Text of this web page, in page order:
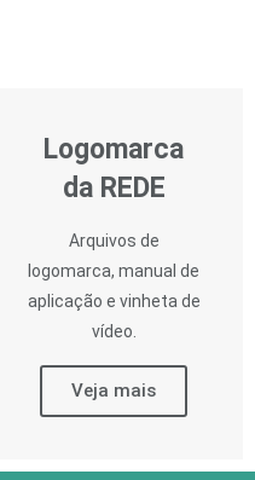
Logomarca
da REDE
Arquivos de
logomarca, manual de
aplicação e vinheta de
vídeo.
Veja mais